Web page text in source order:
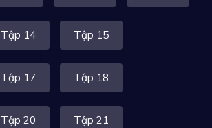
Tập 14 Tập 15
Tập 17 Tập 18
Tập 20 Tập 21